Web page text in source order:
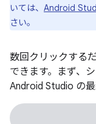
いては、 Android
さい。
数回クリックする
できます。まず、
Android Studio の